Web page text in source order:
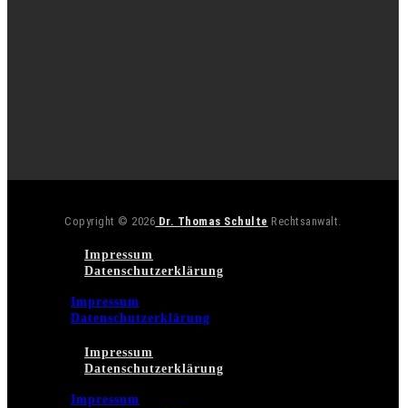
Copyright © 2026 Dr. Thomas Schulte Rechtsanwalt.
Impressum
Datenschutzerklärung
Impressum
Datenschutzerklärung
Impressum
Datenschutzerklärung
Impressum